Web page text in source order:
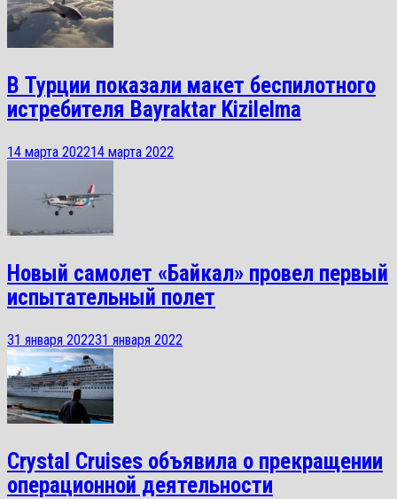
В Турции показали макет беспилотного
истребителя Bayraktar Kizilelma
14 марта 202214 марта 2022
Новый самолет «Байкал» провел первый
испытательный полет
31 января 202231 января 2022
Crystal Cruises объявила о прекращении
операционной деятельности